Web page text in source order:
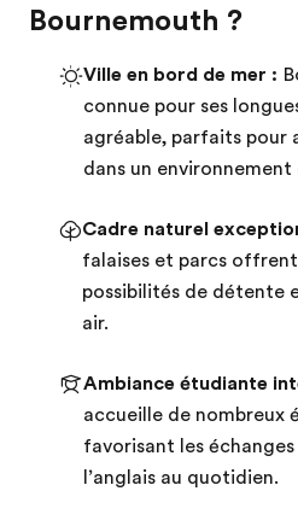
Bournemouth ?
Ville en bord de mer :
connue pour ses
agréable, parfaits pour
dans un
Cadre naturel
falaises et parcs
possibilités de détente
air.
Ambiance étudiante
accueille de nombreux
favorisant les
l’anglais au quotidien.